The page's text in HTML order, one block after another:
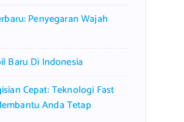
Penyegaran Wajah
Baru Di Indonesia
Cepat: Teknologi Fast
Anda Tetap